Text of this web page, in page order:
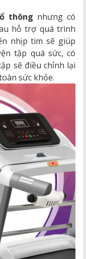
thông nhưng có
hỗ trợ quá trình
nhịp tim sẽ giúp
tập quá sức, có
sẽ điều chỉnh lại
sức khỏe.